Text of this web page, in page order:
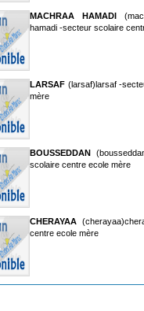
MACHRAA HAMADI
hamadi -secteur scolaire
LARSAF (larsaf)larsaf -
mère
BOUSSEDDAN
scolaire centre ecole mère
CHERAYAA
centre ecole mère